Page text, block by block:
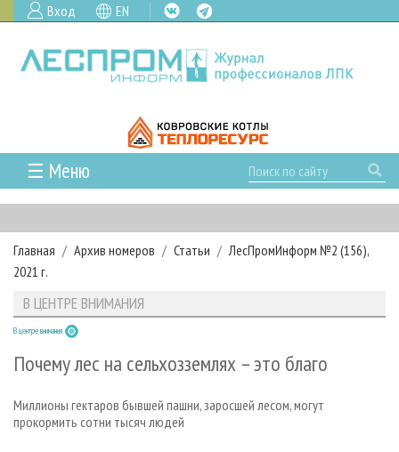
Вход EN
☰ Меню
ГЛАВНАЯ
РУБРИКИ И ТЕМЫ
РУБРИКИ ЖУРНАЛА
ЛЕСОЗАГОТОВКА
ДЕРЕВООБРАБОТКА
СУШКА ДРЕВЕСИНЫ
НОВОСТИ
НОВОСТИ ЛПК
НОВОСТИ КОМПАНИЙ
ПРОЕКТЫ ЛПИ
АНАЛИТИКА
ЛЕСНЫЕ РЕГИОНЫ РОССИИ
ПЕРСОНЫ
АРХИВ
СТАТЬИ
О ЖУРНАЛЕ
КОНТАКТЫ
РЕКЛАМА
Главная Архив номеров Статьи
ЛесПромИнформ №2 (156),
2021 г.
В ЦЕНТРЕ ВНИМАНИЯ
В центре внимания
Почему лес на сельхозземлях – это благо
Миллионы гектаров бывшей пашни, заросшей лесом, могут
прокормить сотни тысяч людей